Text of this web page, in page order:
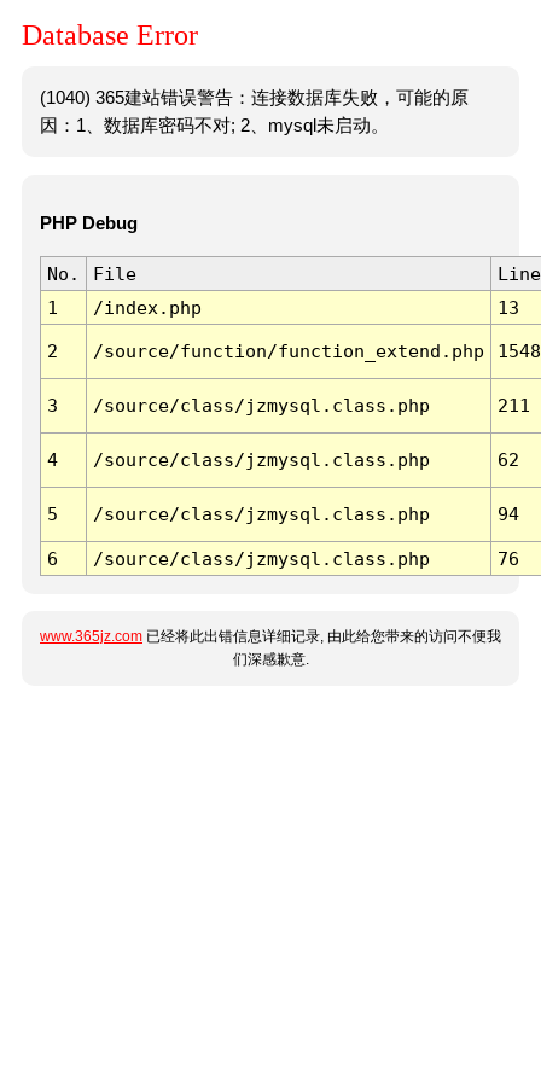
Database Error
(1040) 365建站错误警告：连接数据库失败，可能的原
因：1、数据库密码不对; 2、mysql未启动。
PHP Debug
No. File
Line
1
/index.php 13
2 /source/function/function_extend.php 1548
3 /source/class/jzmysql.class.php 211
4 /source/class/jzmysql.class.php 62
5 /source/class/jzmysql.class.php 94
6 /source/class/jzmysql.class.php 76
www.365jz.com 已经将此出错信息详细记录, 由此给您带来的访问不便我
们深感歉意.